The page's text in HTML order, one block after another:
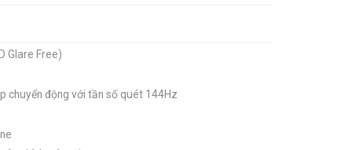
Glare Free)
chuyển động với tần số quét 144Hz